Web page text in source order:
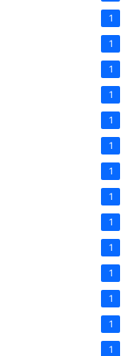
1
1
1
1
1
1
1
1
1
1
1
1
1
1